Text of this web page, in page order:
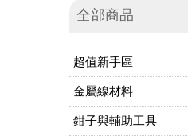
全部商品
超值新手區
金屬線材料
鉗子與輔助工具